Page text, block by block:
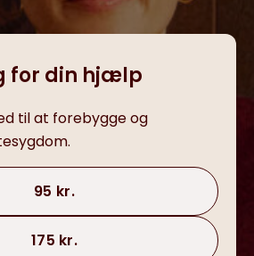
for din hjælp
til at forebygge og
95 kr.
175 kr.